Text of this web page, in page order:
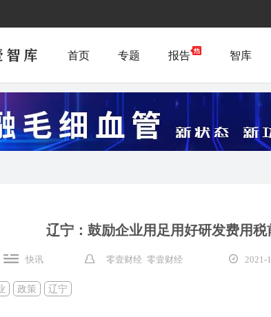
首页 专题 报告 智库
辽宁：鼓励企业用足用好研发费用
快讯 零壹财经 零壹财经 2021-
政策 辽宁